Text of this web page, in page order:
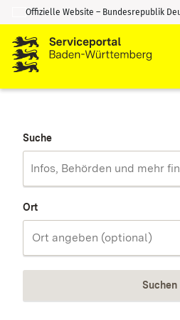
Zum Inhalt springen
Zur Suche springen
Offizielle Website – Bundesrepublik
Suche
Ort
Suchen